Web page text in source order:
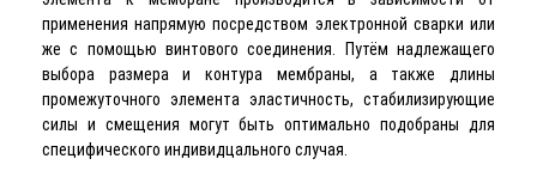
применения напрямую посредством электронной сварки или
же с помощью винтового соединения. Путём надлежащего
выбора размера и контура мембраны, а также длины
промежуточного элемента эластичность, стабилизирующие
силы и смещения могут быть оптимально подобраны для
специфического индивидцального случая.